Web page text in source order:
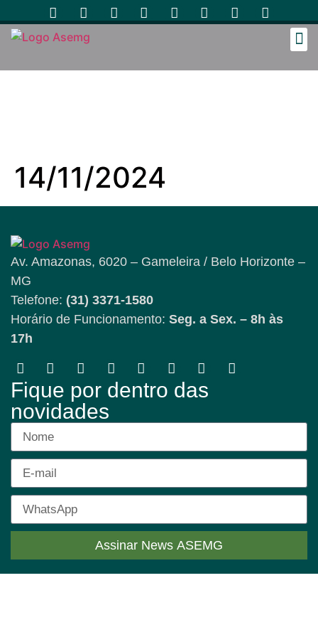
14/11/2024
Av. Amazonas, 6020 – Gameleira / Belo Horizonte –
MG
Telefone: (31) 3371-1580
Horário de Funcionamento: Seg. a Sex. – 8h às
17h
Fique por dentro das
novidades
Assinar News ASEMG